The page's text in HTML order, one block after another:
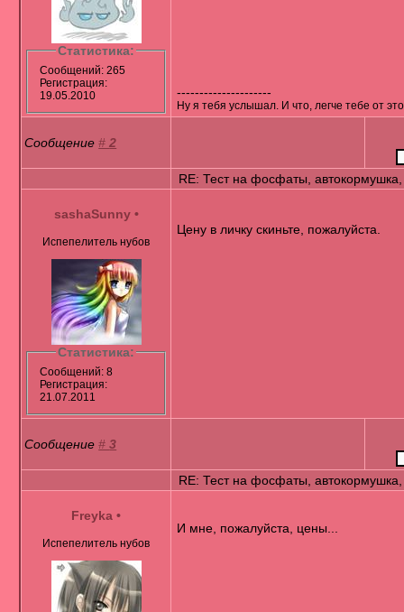
Статистика:
Сообщений: 265
Регистрация:
19.05.2010
---------------------
Ну я тебя услышал. И что, легче тебе от
Сообщение#2
RE: Тест на фосфаты,
sashaSunny •
Испепелитель нубов
Статистика:
Сообщений: 8
Регистрация:
21.07.2011
Цену в личку скиньте, пожалуйста.
Сообщение#3
RE: Тест на фосфаты,
Freyka •
Испепелитель нубов
И мне, пожалуйста, цены...